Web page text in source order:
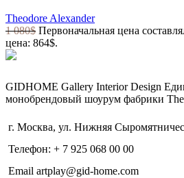
Theodore Alexander
1 080$ Первоначальная цена
цена: 864$.
GIDHOME Gallery Interior Design
монобрендовый шоурум фабрики
г. Москва, ул. Нижняя
Телефон: + 7 925 068 00 00
Email artplay@gid-home.com